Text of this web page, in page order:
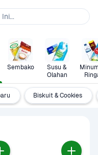
Sembako
Susu &
Olahan
Biskuit & Cookies